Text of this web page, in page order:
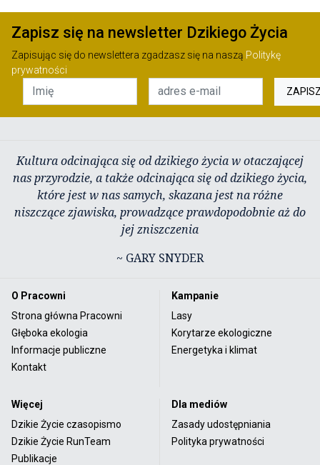
Zapisz się na newsletter Dzikiego Życia
Zapisując się do newslettera zgadzasz się na naszą Politykę
prywatności
Kultura odcinająca się od dzikiego życia w otaczającej
nas przyrodzie, a także odcinająca się od dzikiego życia,
które jest w nas samych, skazana jest na różne
niszczące zjawiska, prowadzące prawdopodobnie aż do
jej zniszczenia
~ GARY SNYDER
O Pracowni
Strona główna Pracowni
Głęboka ekologia
Informacje publiczne
Kontakt
Kampanie
Lasy
Korytarze ekologiczne
Energetyka i klimat
Więcej
Dzikie Życie czasopismo
Dzikie Życie RunTeam
Publikacje
Dla mediów
Zasady udostępniania
Polityka prywatności